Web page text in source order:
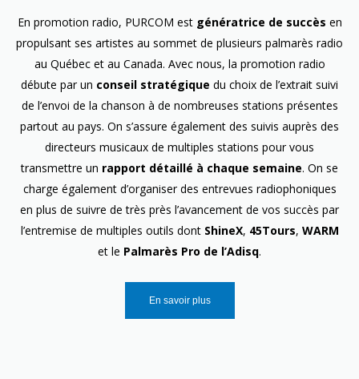
En promotion radio, PURCOM est génératrice de succès en
propulsant ses artistes au sommet de plusieurs palmarès radio
au Québec et au Canada. Avec nous, la promotion radio
débute par un conseil stratégique du choix de l’extrait suivi
de l’envoi de la chanson à de nombreuses stations présentes
partout au pays. On s’assure également des suivis auprès des
directeurs musicaux de multiples stations pour vous
transmettre un rapport détaillé à chaque semaine. On se
charge également d’organiser des entrevues radiophoniques
en plus de suivre de très près l’avancement de vos succès par
l’entremise de multiples outils dont ShineX, 45Tours, WARM
et le Palmarès Pro de l’Adisq.
En savoir plus